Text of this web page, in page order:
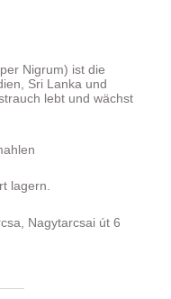
Nigrum) ist die
Sri Lanka und
lebt und wächst
lagern.
Nagytarcsai út 6